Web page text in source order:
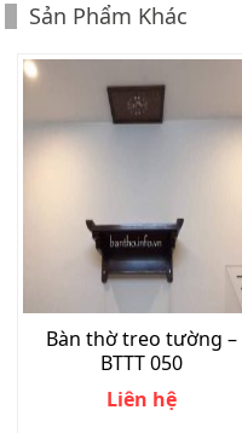
Sản Phẩm Khác
Bàn thờ treo tường –
BTTT 050
Liên hệ